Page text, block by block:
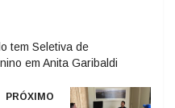
tem Seletiva de
em Anita Garibaldi
PRÓXIMO